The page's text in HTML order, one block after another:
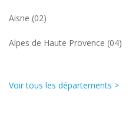
Aisne (02)
Alpes de Haute Provence (04)
Voir tous les départements >